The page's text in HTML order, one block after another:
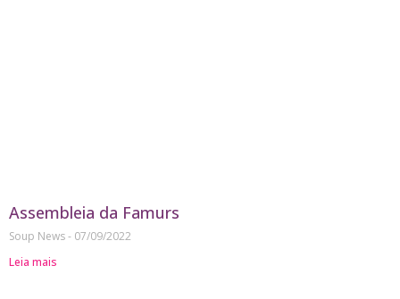
Assembleia da Famurs
Soup News
07/09/2022
Leia mais